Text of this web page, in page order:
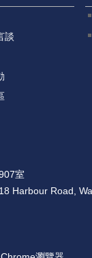
談
室
Harbour Road,